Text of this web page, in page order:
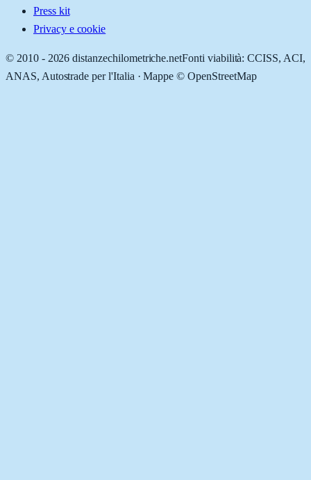
Press kit
Privacy e cookie
© 2010 - 2026 distanzechilometriche.netFonti viabilità: CCISS, ACI,
ANAS, Autostrade per l'Italia · Mappe © OpenStreetMap